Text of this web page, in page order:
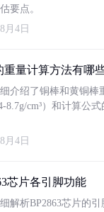
要点。
月4日
重量计算方法有哪
介绍了铜棒和黄铜棒
8.7g/cm³）和计算公
月4日
芯片各引脚功能
解析BP2863芯片的